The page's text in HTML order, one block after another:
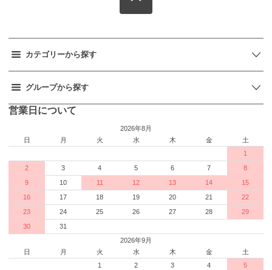
カテゴリーから探す
グループから探す
営業日について
2026年8月
日
月 火 水 木 金
土
1
2
3 4 5 6 7
8
9
10 11 12 13 14
15
16
17 18 19 20 21
22
23
24 25 26 27 28
29
30
31
2026年9月
日
月 火 水 木 金
土
1
2 3 4
5